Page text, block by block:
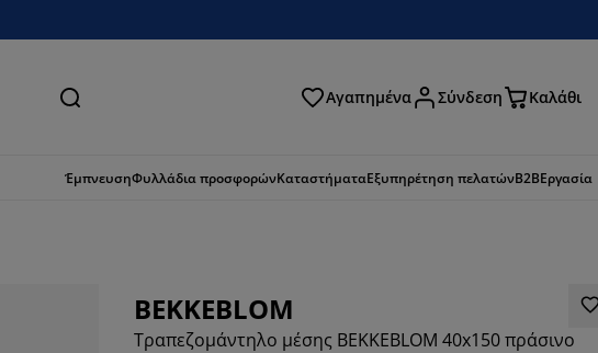
Αναζήτηση Αγαπημένα Σύνδεση Καλάθι
ΈμπνευσηΦυλλάδια προσφορώνΚαταστήματαΕξυπηρέτηση πελατώνB2BΕργασία
BEKKEBLOM
Τραπεζομάντηλο μέσης BEKKEBLOM 40x150 πράσινο